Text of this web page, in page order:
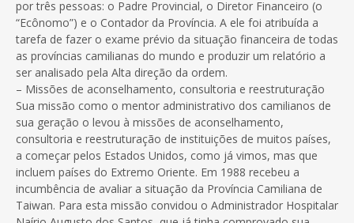
por três pessoas: o Padre Provincial, o Diretor Financeiro (o
“Ecônomo”) e o Contador da Província. A ele foi atribuída a
tarefa de fazer o exame prévio da situação financeira de todas
as províncias camilianas do mundo e produzir um relatório a
ser analisado pela Alta direção da ordem.
– Missões de aconselhamento, consultoria e reestruturação
Sua missão como o mentor administrativo dos camilianos de
sua geração o levou à missões de aconselhamento,
consultoria e reestruturação de instituições de muitos países,
a começar pelos Estados Unidos, como já vimos, mas que
incluem países do Extremo Oriente. Em 1988 recebeu a
incumbência de avaliar a situação da Província Camiliana de
Taiwan. Para esta missão convidou o Administrador Hospitalar